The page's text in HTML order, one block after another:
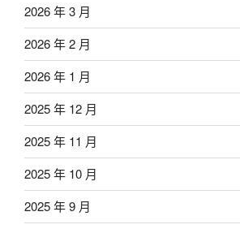
2026 年 3 月
2026 年 2 月
2026 年 1 月
2025 年 12 月
2025 年 11 月
2025 年 10 月
2025 年 9 月